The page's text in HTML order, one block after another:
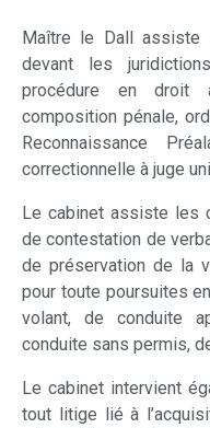
Maître le Dall assiste
devant les
procédure en droit
composition pénale,
Reconnaissance
correctionnelle à juge
Le cabinet assiste les
de contestation de
de préservation de la
pour toute poursuites
volant, de conduite
conduite sans permis,
Le cabinet intervient
tout litige lié à